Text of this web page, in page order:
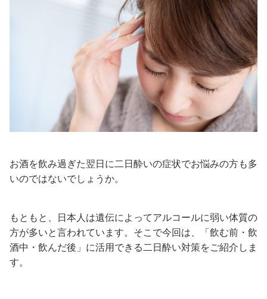
お酒を飲み過ぎた翌日に二日酔いの症状でお悩みの方も多
いのではないでしょうか。
もともと、日本人は遺伝によってアルコールに弱い体質の
方が多いと言われています。そこで今回は、「飲む前・飲
酒中・飲んだ後」に活用できる二日酔い対策をご紹介しま
す。